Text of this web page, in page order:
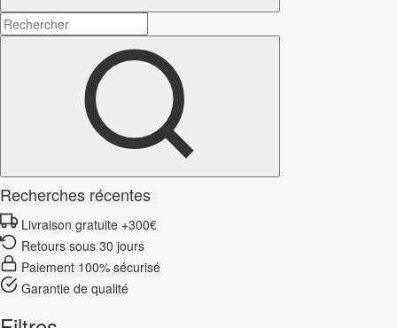
Recherches récentes
Livraison gratuite +300€
Retours sous 30 jours
Paiement 100% sécurisé
Garantie de qualité